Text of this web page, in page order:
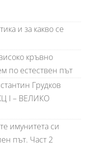
и за какво се
кръвно
по естествен път
Грудков
I – ВЕЛИКО
имунитета си
път. Част 2